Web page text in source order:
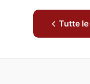
Tutte